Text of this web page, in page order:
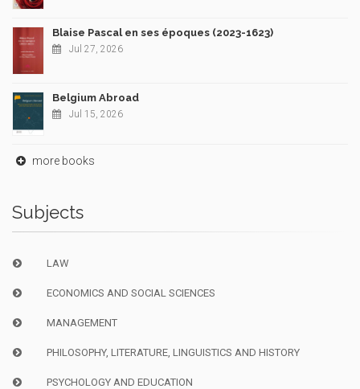
Blaise Pascal en ses époques (2023-1623)
Jul 27, 2026
Belgium Abroad
Jul 15, 2026
more books
Subjects
LAW
ECONOMICS AND SOCIAL SCIENCES
MANAGEMENT
PHILOSOPHY, LITERATURE, LINGUISTICS AND HISTORY
PSYCHOLOGY AND EDUCATION